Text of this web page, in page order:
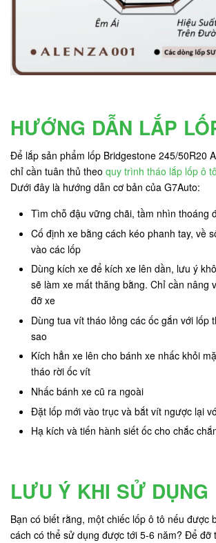
HƯỚNG DẪN LẮP
Để lắp sản phẩm lốp Bridgestone 245/50R20
chỉ cần tuân thủ theo quy trình tháo lắp lốp ô tô
Dưới đây là hướng dẫn cơ bản của G7Auto:
Tìm chỗ đậu vững chãi, tầm nhìn thoáng
Cố định xe bằng cách kéo phanh tay, về
vào các lốp
Dùng kích xe để kích xe lên dần, lưu ý
sẽ làm xe mất thăng bằng. Chỉ cần nâng
đỡ xe
Dùng tua vít tháo lỏng các ốc gắn với lốp
sao
Kích hẳn xe lên cho bánh xe nhấc khỏi
tháo rời ốc vít
Nhấc bánh xe cũ ra ngoài
Đặt lốp mới vào trục và bắt vít ngược lại
Hạ kích và tiến hành siết ốc cho chắc
LƯU Ý KHI SỬ DỤNG
Bạn có biết rằng, một chiếc lốp ô tô nếu được
cách có thể sử dụng được tới 5-6 năm? Để đỡ